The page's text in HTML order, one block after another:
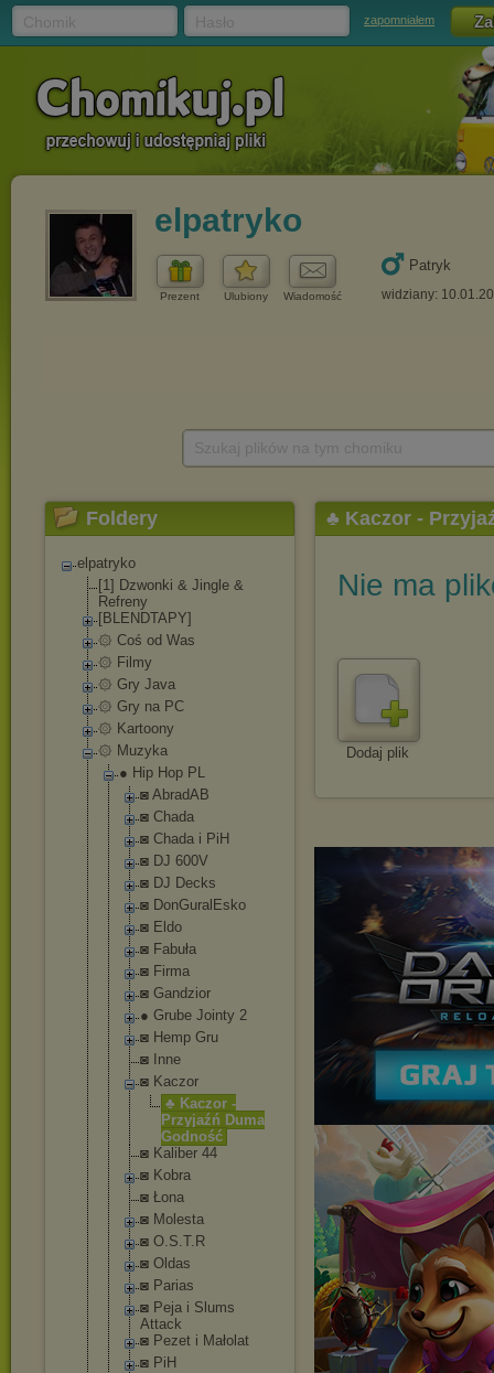
zapomniałem
elpatryko
Prezent Ulubiony Wiadomość
Patryk
widziany:
Foldery
elpatryko
[1] Dzwonki & Jingle &
Refreny
[BLENDTAPY]
۞ Coś od Was
۞ Filmy
۞ Gry Java
۞ Gry na PC
۞ Kartoony
۞ Muzyka
● Hip Hop PL
◙ AbradAB
◙ Chada
◙ Chada i PiH
◙ DJ 600V
◙ DJ Decks
◙ DonGuralEsko
◙ Eldo
◙ Fabuła
◙ Firma
◙ Gandzior
● Grube Jointy 2
◙ Hemp Gru
◙ Inne
◙ Kaczor
♣ Kaczor -
Przyjaźń Duma
Godność
◙ Kaliber 44
◙ Kobra
◙ Łona
◙ Molesta
◙ O.S.T.R
◙ Oldas
◙ Parias
◙ Peja i Slums
Attack
◙ Pezet i Małolat
◙ PiH
♣ Kaczor -
Nie ma
Dodaj plik